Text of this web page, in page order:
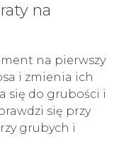
na
na pierwszy
i zmienia ich
się do grubości i
się przy
grubych i